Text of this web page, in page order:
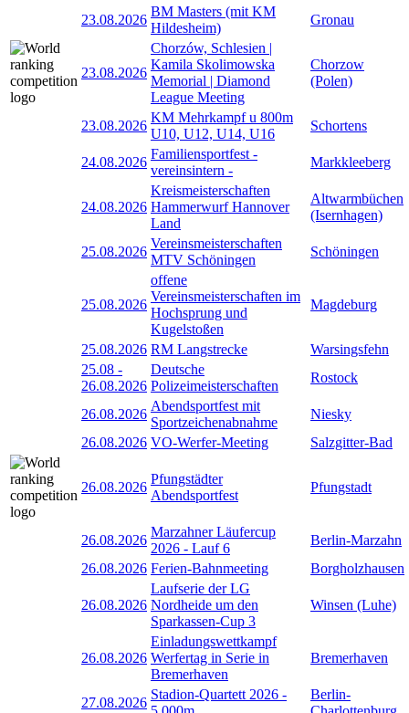
23.08.2026
BM Masters (mit KM
Hildesheim)
Gronau
23.08.2026
Chorzów, Schlesien |
Kamila Skolimowska
Memorial | Diamond
League Meeting
Chorzow
(Polen)
23.08.2026
KM Mehrkampf u 800m
U10, U12, U14, U16
Schortens
24.08.2026
Familiensportfest -
vereinsintern -
Markkleeberg
24.08.2026
Kreismeisterschaften
Hammerwurf Hannover
Land
Altwarmbüchen
(Isernhagen)
25.08.2026
Vereinsmeisterschaften
MTV Schöningen
Schöningen
25.08.2026
offene
Vereinsmeisterschaften im
Hochsprung und
Kugelstoßen
Magdeburg
25.08.2026 RM Langstrecke
Warsingsfehn
25.08 -
26.08.2026
Deutsche
Polizeimeisterschaften
Rostock
26.08.2026
Abendsportfest mit
Sportzeichenabnahme
Niesky
26.08.2026 VO-Werfer-Meeting Salzgitter-Bad
26.08.2026
Pfungstädter
Abendsportfest
Pfungstadt
26.08.2026
Marzahner Läufercup
2026 - Lauf 6
Berlin-Marzahn
26.08.2026 Ferien-Bahnmeeting Borgholzhausen
26.08.2026
Laufserie der LG
Nordheide um den
Sparkassen-Cup 3
Winsen (Luhe)
26.08.2026
Einladungswettkampf
Werfertag in Serie in
Bremerhaven
Bremerhaven
27.08.2026
Stadion-Quartett 2026 -
Berlin-